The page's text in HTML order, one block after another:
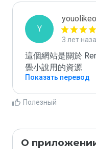
Y
3 лет
這個網站是關於
覺小說用的資源
Показать перевод
Полезный
О